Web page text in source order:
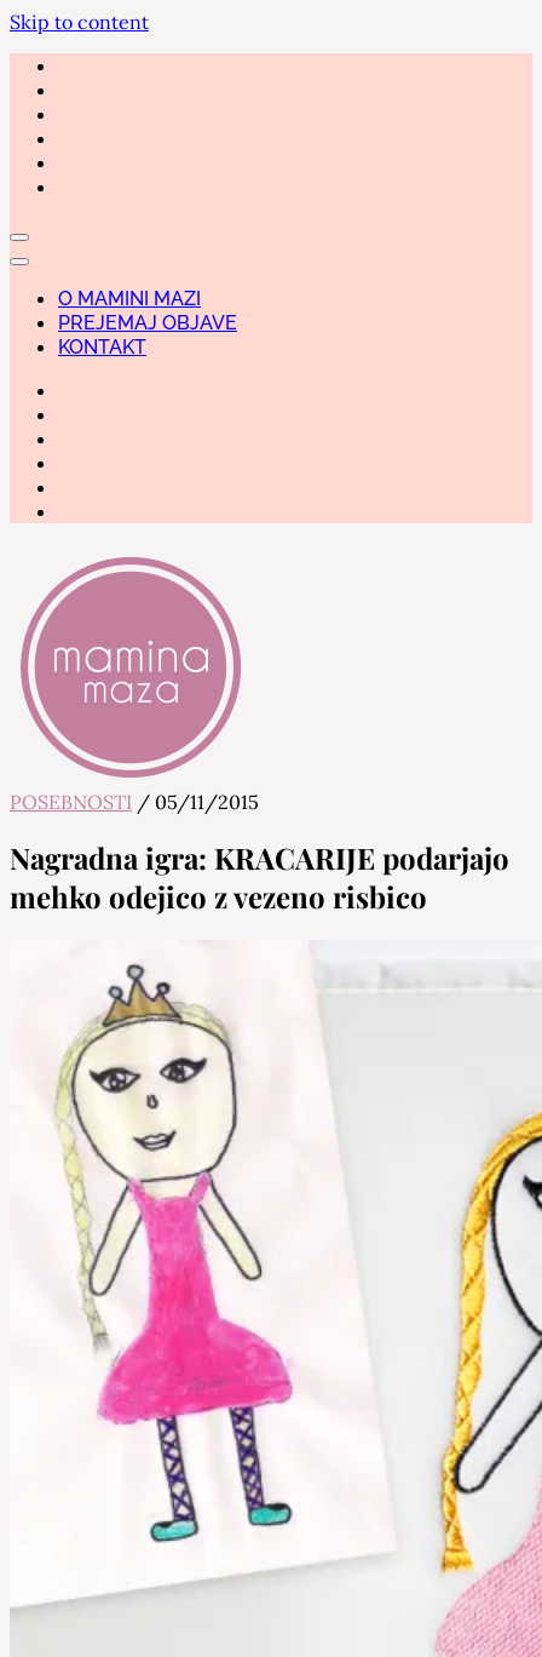
Skip to content
O MAMINI MAZI
PREJEMAJ OBJAVE
KONTAKT
POSEBNOSTI / 05/11/2015
Nagradna igra: KRACARIJE podarjajo
mehko odejico z vezeno risbico